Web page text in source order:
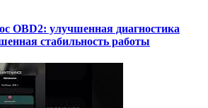
OBD2: улучшенная диагностика
стабильность работы